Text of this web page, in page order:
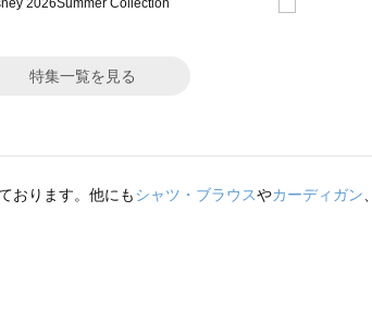
特集一覧を見る
おります。他にもシャツ・ブラウスやカーディガン、